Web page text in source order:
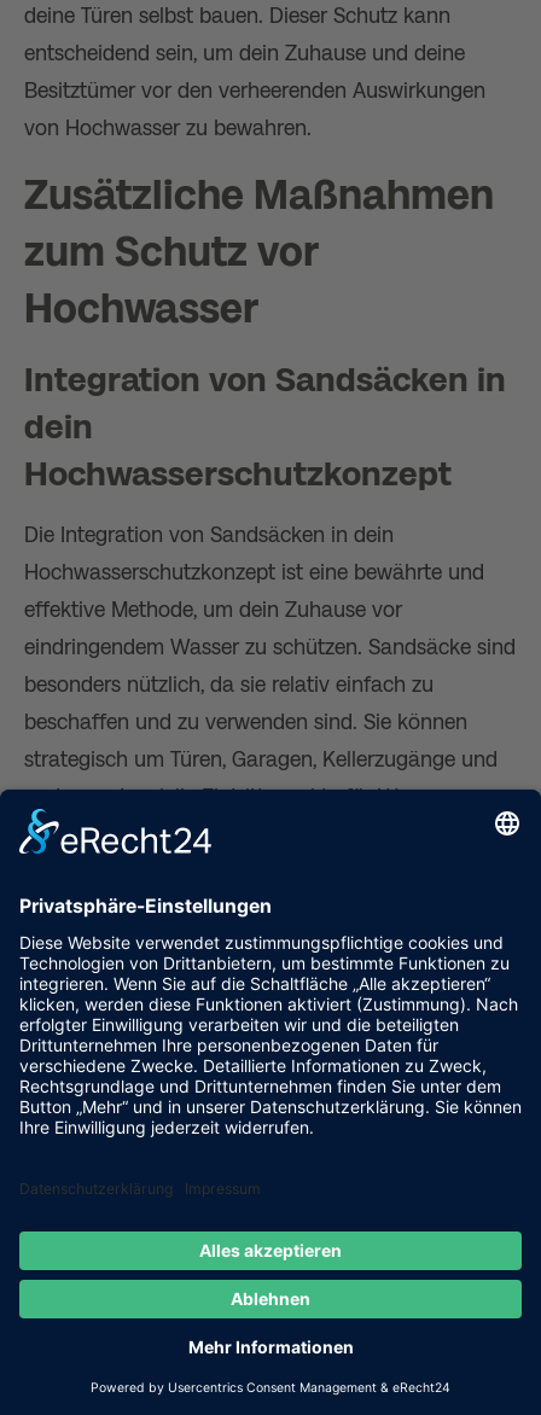
deine Türen selbst bauen. Dieser Schutz kann
entscheidend sein, um dein Zuhause und deine
Besitztümer vor den verheerenden Auswirkungen
von Hochwasser zu bewahren.
Zusätzliche Maßnahmen
zum Schutz vor
Hochwasser
Integration von Sandsäcken in
dein
Hochwasserschutzkonzept
Die Integration von Sandsäcken in dein
Hochwasserschutzkonzept ist eine bewährte und
effektive Methode, um dein Zuhause vor
eindringendem Wasser zu schützen. Sandsäcke sind
besonders nützlich, da sie relativ einfach zu
beschaffen und zu verwenden sind. Sie können
strategisch um Türen, Garagen, Kellerzugänge und
andere potenzielle Eintrittspunkte für Wasser
platziert werden, um eine physische Barriere gegen
richtig zu befüllen und zu platzieren. Ein Sandsack
sollte nur zu zwei Dritteln gefüllt werden, um
genügend Flexibilität für die Stapelung und
Anpassung an die Oberfläche zu gewährleisten. Die
Sandsäcke sollten dicht aneinander und in
Barriere zu schaffen. Achte darauf, dass die
Sandsäcke fest aneinanderliegen und keine Lücken
zwischen ihnen bestehen, durch die Wasser
Weitere ergänzende